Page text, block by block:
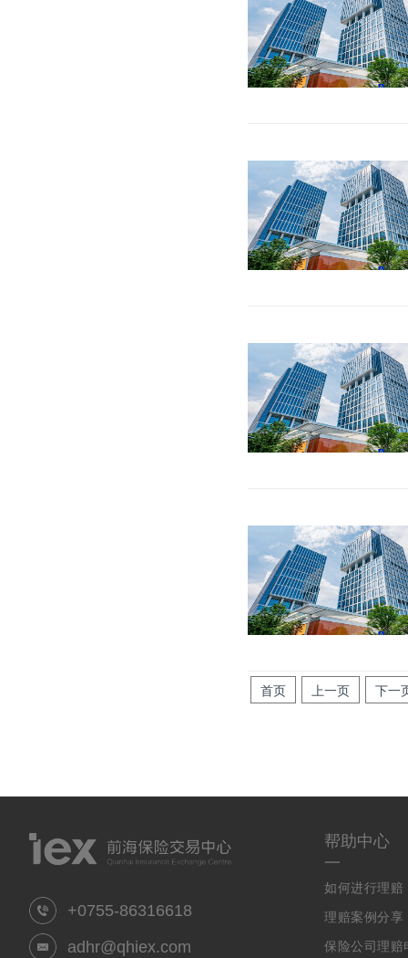
首页 上一页 下一
+0755-86316618
adhr@qhiex.com
帮助中心
一
如何进行理赔
理赔案例分享
保险公司理赔